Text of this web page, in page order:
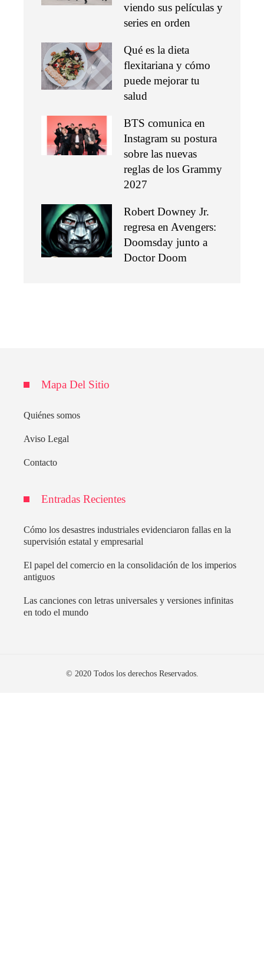
viendo sus películas y
series en orden
Qué es la dieta
flexitariana y cómo
puede mejorar tu
salud
BTS comunica en
Instagram su postura
sobre las nuevas
reglas de los Grammy
2027
Robert Downey Jr.
regresa en Avengers:
Doomsday junto a
Doctor Doom
Mapa Del Sitio
Quiénes somos
Aviso Legal
Contacto
Entradas Recientes
Cómo los desastres industriales evidenciaron fallas en la
supervisión estatal y empresarial
El papel del comercio en la consolidación de los imperios
antiguos
Las canciones con letras universales y versiones infinitas
en todo el mundo
© 2020 Todos los derechos Reservados.